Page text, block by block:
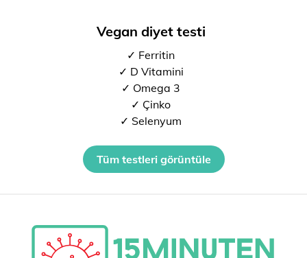
Vegan diyet testi
✓ Ferritin
✓ D Vitamini
✓ Omega 3
✓ Çinko
✓ Selenyum
Tüm testleri görüntüle